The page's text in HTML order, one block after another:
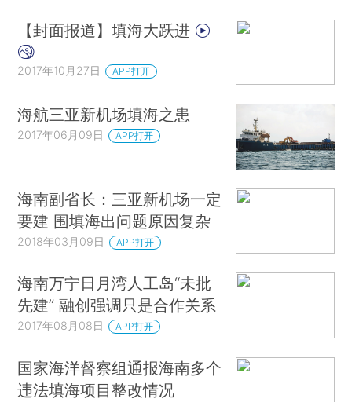
【封面报道】填海大跃进
2017年10月27日 APP打开
海航三亚新机场填海之患
2017年06月09日 APP打开
海南副省长：三亚新机场一定
要建 围填海出问题原因复杂
2018年03月09日 APP打开
海南万宁日月湾人工岛“未批
先建” 融创强调只是合作关系
2017年08月08日 APP打开
国家海洋督察组通报海南多个
违法填海项目整改情况